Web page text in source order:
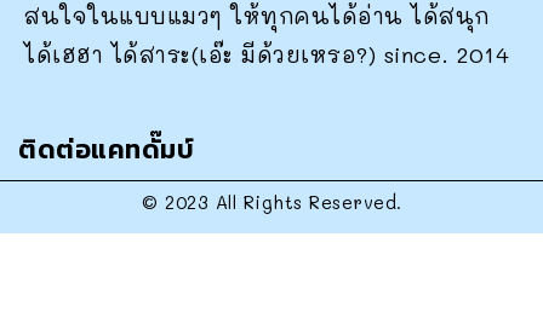
สนใจในแบบแมวๆ ให้ทุกคนได้อ่าน ได้สนุก
ได้เฮฮา ได้สาระ(เอ๊ะ มีด้วยเหรอ?) since. 2014
ติดต่อแคทดั๊มบ์
© 2023 All Rights Reserved.